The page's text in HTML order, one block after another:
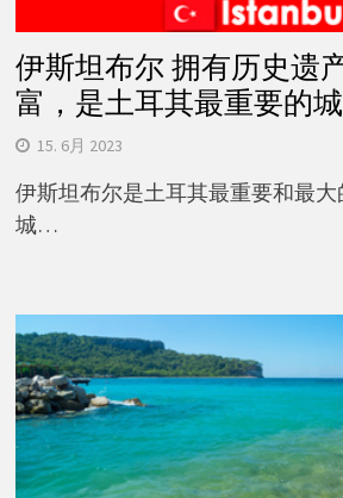
伊斯坦布尔 拥有历史遗
富，是土耳其最重要的城
15. 6月 2023
伊斯坦布尔是土耳其最重要和最
城…